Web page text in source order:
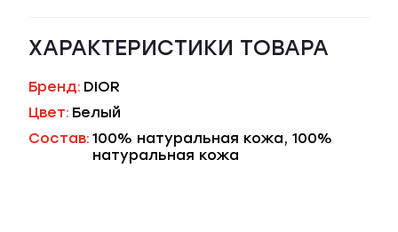
ХАРАКТЕРИСТИКИ ТОВАРА
Бренд: DIOR
Цвет: Белый
Состав: 100% натуральная кожа, 100%
натуральная кожа